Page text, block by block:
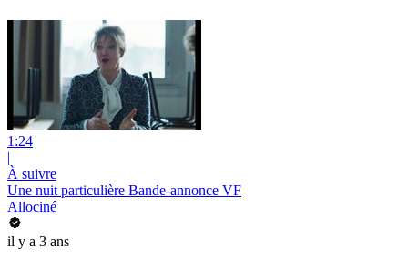
1:24
|
À suivre
Une nuit particulière Bande-annonce VF
Allociné
il y a 3 ans